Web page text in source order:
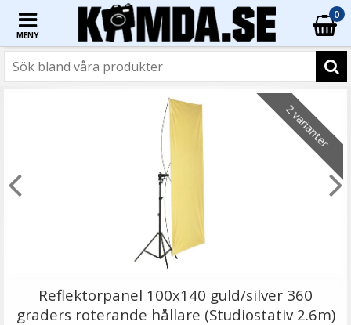
MENY
0
JJC GC-3 Gråkort 3i1-paket 13 x 10 cm
2 varianter
Reflektorpanel 100x140 guld/silver 360
graders roterande hållare (Studiostativ 2.6m)